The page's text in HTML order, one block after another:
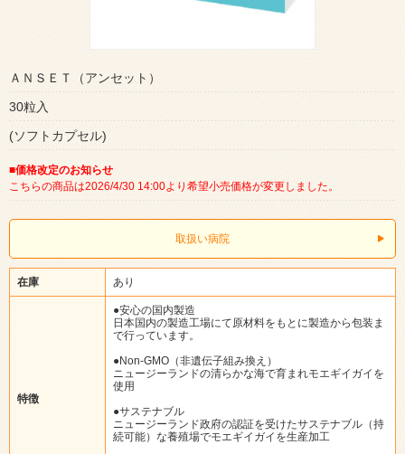
ＡＮＳＥＴ（アンセット）
30粒入
(ソフトカプセル)
■価格改定のお知らせ
こちらの商品は2026/4/30 14:00より希望小売価格が変更しました。
取扱い病院
在庫 あり
特徴
●安心の国内製造
日本国内の製造工場にて原材料をもとに製造から包装ま
で行っています。
●Non-GMO（非遺伝子組み換え）
ニュージーランドの清らかな海で育まれモエギイガイを
使用
●サステナブル
ニュージーランド政府の認証を受けたサステナブル（持
続可能）な養殖場でモエギイガイを生産加工